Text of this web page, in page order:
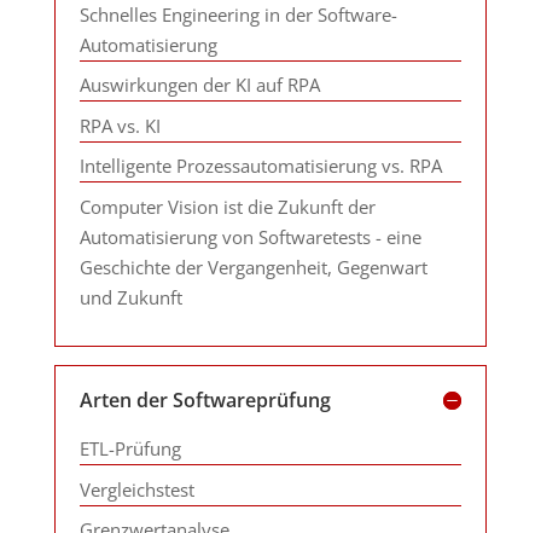
Schnelles Engineering in der Software-
Automatisierung
Auswirkungen der KI auf RPA
RPA vs. KI
Intelligente Prozessautomatisierung vs. RPA
Computer Vision ist die Zukunft der
Automatisierung von Softwaretests - eine
Geschichte der Vergangenheit, Gegenwart
und Zukunft
Arten der Softwareprüfung
ETL-Prüfung
Vergleichstest